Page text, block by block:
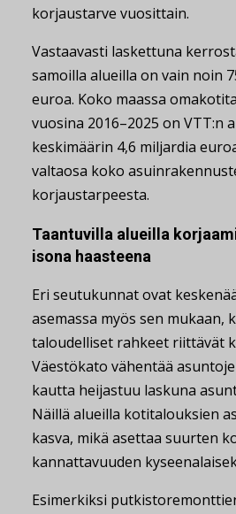
korjaustarve vuosittain.
Vastaavasti laskettuna
samoilla alueilla on vain noin
euroa. Koko maassa
vuosina 2016–2025 on VTT:n
keskimäärin 4,6 miljardia
valtaosa koko
korjaustarpeesta.
Taantuvilla alueilla
isona haasteena
Eri seutukunnat ovat
asemassa myös sen mukaan,
taloudelliset rahkeet riittävät
Väestökato vähentää
kautta heijastuu laskuna
Näillä alueilla kotitalouksien
kasva, mikä asettaa suurten
kannattavuuden
Esimerkiksi